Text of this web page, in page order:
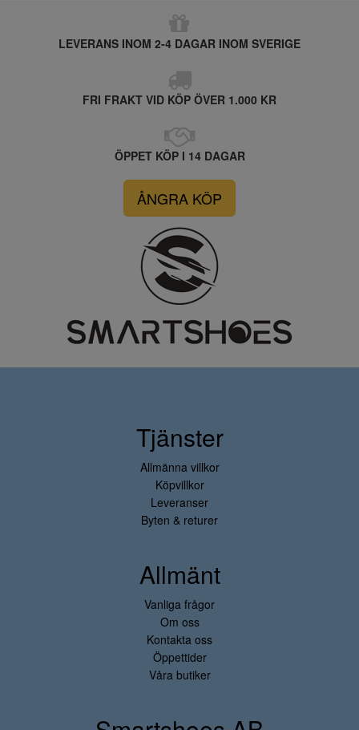
LEVERANS INOM 2-4 DAGAR INOM SVERIGE
FRI FRAKT VID KÖP ÖVER 1.000 KR
ÖPPET KÖP I 14 DAGAR
ÅNGRA KÖP
Tjänster
Allmänna villkor
Köpvillkor
Leveranser
Byten & returer
Allmänt
Vanliga frågor
Om oss
Kontakta oss
Öppettider
Våra butiker